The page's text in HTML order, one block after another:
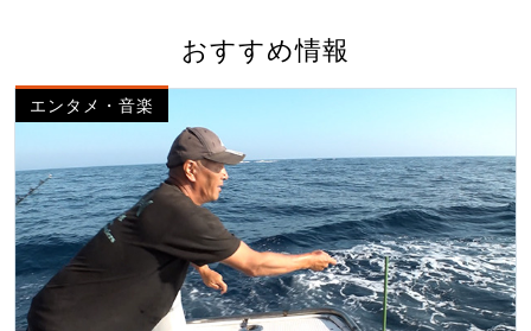
おすすめ情報
エンタメ・音楽